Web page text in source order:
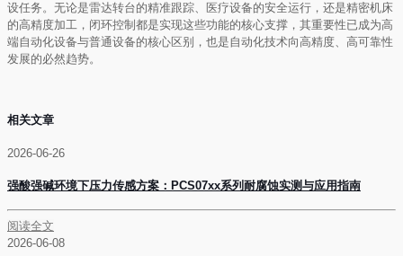
设任务。无论是雷达转台的精准跟踪、医疗设备的安全运行，还是精密机床
的高精度加工，闭环控制都是实现这些功能的核心支撑，其重要性已成为高
端自动化设备与普通设备的核心区别，也是自动化技术向高精度、高可靠性
发展的必然趋势。
相关文章
2026-06-26
强酸强碱环境下压力传感方案：PCS07xx系列耐腐蚀实测与应用指南
阅读全文
2026-06-08